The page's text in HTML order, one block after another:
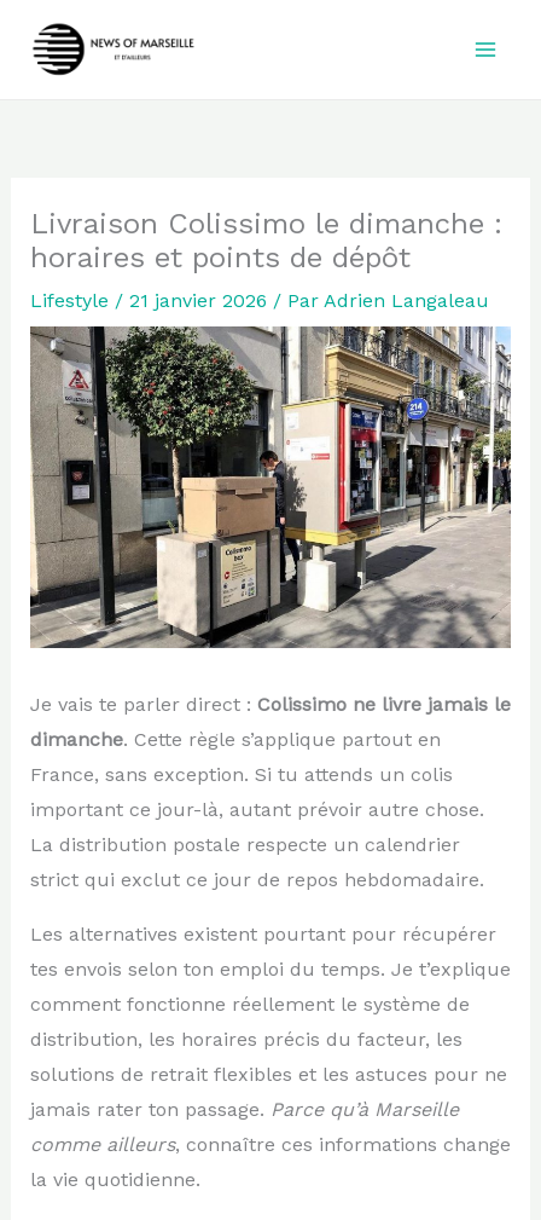
Livraison Colissimo le dimanche :
horaires et points de dépôt
Lifestyle / 21 janvier 2026 / Par Adrien Langaleau
Je vais te parler direct : Colissimo ne livre jamais le
dimanche. Cette règle s’applique partout en
France, sans exception. Si tu attends un colis
important ce jour-là, autant prévoir autre chose.
La distribution postale respecte un calendrier
strict qui exclut ce jour de repos hebdomadaire.
Les alternatives existent pourtant pour récupérer
tes envois selon ton emploi du temps. Je t’explique
comment fonctionne réellement le système de
distribution, les horaires précis du facteur, les
solutions de retrait flexibles et les astuces pour ne
jamais rater ton passage. Parce qu’à Marseille
comme ailleurs, connaître ces informations change
la vie quotidienne.